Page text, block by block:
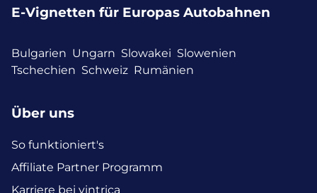
E-Vignetten für Europas Autobahnen
Bulgarien Ungarn Slowakei Slowenien
Tschechien Schweiz Rumänien
Über uns
So funktioniert's
Affiliate Partner Programm
Karriere bei vintrica